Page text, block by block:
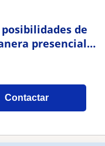
de
presencial y
Contactar